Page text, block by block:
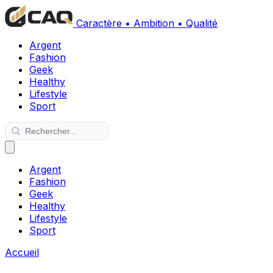
Caractère • Ambition • Qualité
Argent
Fashion
Geek
Healthy
Lifestyle
Sport
Argent
Fashion
Geek
Healthy
Lifestyle
Sport
Accueil